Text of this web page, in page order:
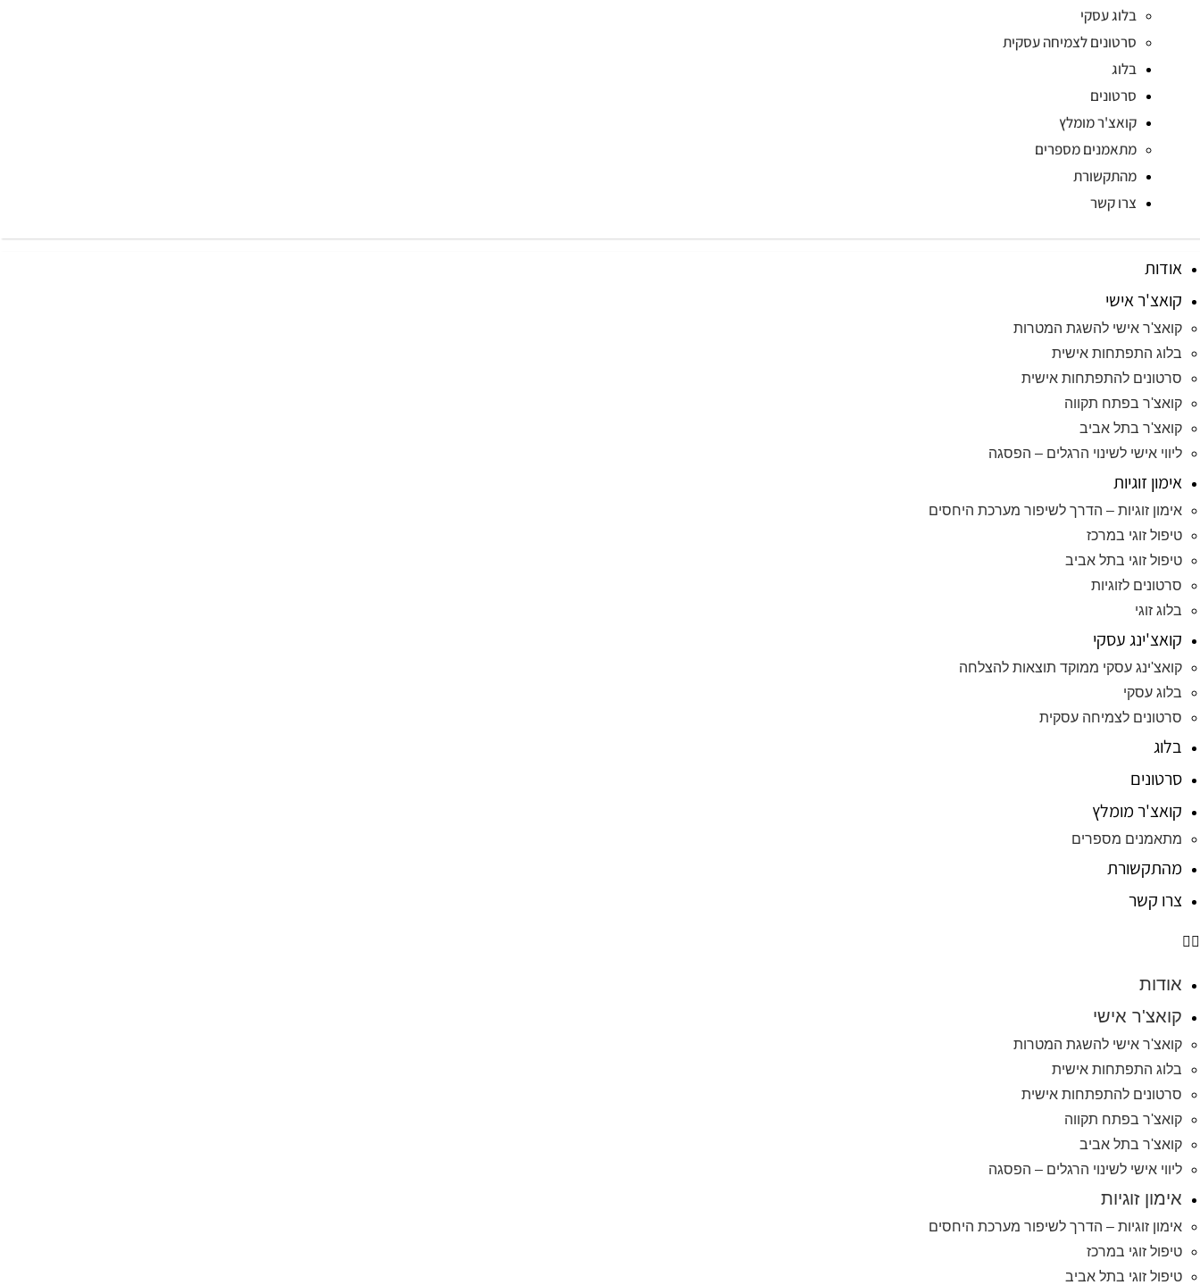
בלוג עסקי
סרטונים לצמיחה עסקית
בלוג
סרטונים
קואצ'ר מומלץ
מתאמנים מספרים
מהתקשורת
צרו קשר
אודות
קואצ'ר אישי
קואצ'ר אישי להשגת המטרות
בלוג התפתחות אישית
סרטונים להתפתחות אישית
קואצ'ר בפתח תקווה
קואצ'ר בתל אביב
ליווי אישי לשינוי הרגלים – הפסגה
אימון זוגיות
אימון זוגיות – הדרך לשיפור מערכת היחסים
טיפול זוגי במרכז
טיפול זוגי בתל אביב
סרטונים לזוגיות
בלוג זוגי
קואצ'ינג עסקי
קואצ'ינג עסקי ממוקד תוצאות להצלחה
בלוג עסקי
סרטונים לצמיחה עסקית
בלוג
סרטונים
קואצ'ר מומלץ
מתאמנים מספרים
מהתקשורת
צרו קשר
אודות
קואצ'ר אישי
קואצ'ר אישי להשגת המטרות
בלוג התפתחות אישית
סרטונים להתפתחות אישית
קואצ'ר בפתח תקווה
קואצ'ר בתל אביב
ליווי אישי לשינוי הרגלים – הפסגה
אימון זוגיות
אימון זוגיות – הדרך לשיפור מערכת היחסים
טיפול זוגי במרכז
טיפול זוגי בתל אביב